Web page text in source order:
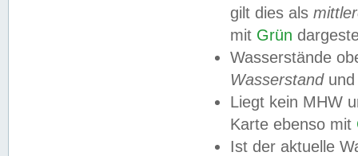
gilt dies als
mit Grün
Wasserstände
Wasserstandund
Liegt kein MHW
Karte ebenso mit
Ist der aktuelle